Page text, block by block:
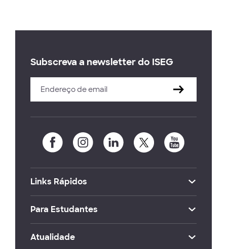
Subscreva a newsletter do ISEG
Links Rápidos
Para Estudantes
Atualidade